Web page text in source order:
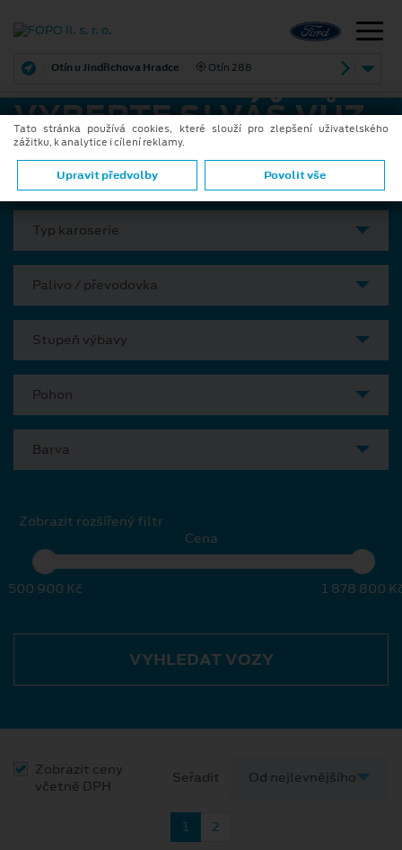
Otín u Jindřichova Hradce Otín 288
VYBERTE SI VÁŠ VŮZ
Model
Typ karoserie
Palivo / převodovka
Stupeň výbavy
Pohon
Barva
Zobrazit rozšířený filtr
Cena
500 900 Kč 1 878 800
VYHLEDAT VOZY
Zobrazit ceny
včetně DPH
Seřadit
1 2
Tato stránka používá cookies, které slouží pro zlepšení uživatelského
zážitku, k analytice i cílení reklamy.
Upravit předvolby Povolit vše